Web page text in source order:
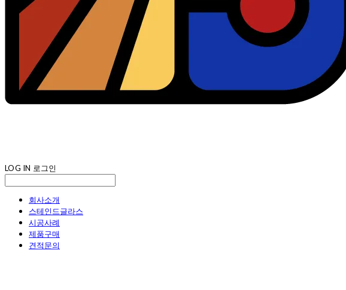
LOG IN 로그인
회사소개
스테인드글라스
시공사례
제품구매
견적문의